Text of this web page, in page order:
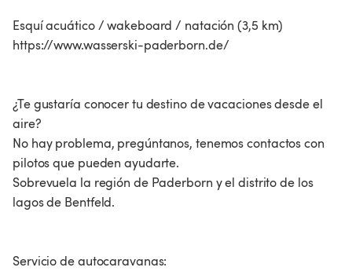
Esquí acuático / wakeboard / natación (3,5 km)
https://www.wasserski-paderborn.de/
¿Te gustaría conocer tu destino de vacaciones desde el
aire?
No hay problema, pregúntanos, tenemos contactos con
pilotos que pueden ayudarte.
Sobrevuela la región de Paderborn y el distrito de los
lagos de Bentfeld.
Servicio de autocaravanas: